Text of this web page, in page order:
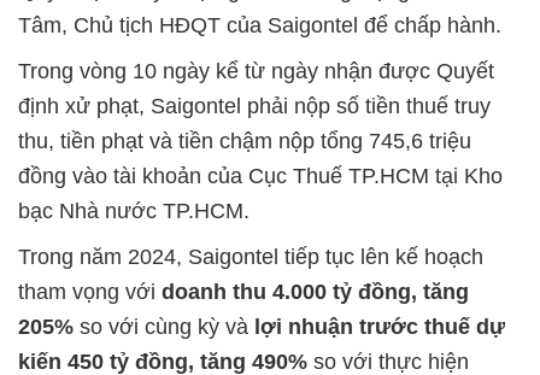
Tâm, Chủ tịch HĐQT của Saigontel để chấp hành.
Trong vòng 10 ngày kể từ ngày nhận được Quyết
định xử phạt, Saigontel phải nộp số tiền thuế truy
thu, tiền phạt và tiền chậm nộp tổng 745,6 triệu
đồng vào tài khoản của Cục Thuế TP.HCM tại Kho
bạc Nhà nước TP.HCM.
Trong năm 2024, Saigontel tiếp tục lên kế hoạch
tham vọng với doanh thu 4.000 tỷ đồng, tăng
205% so với cùng kỳ và lợi nhuận trước thuế dự
kiến 450 tỷ đồng, tăng 490% so với thực hiện